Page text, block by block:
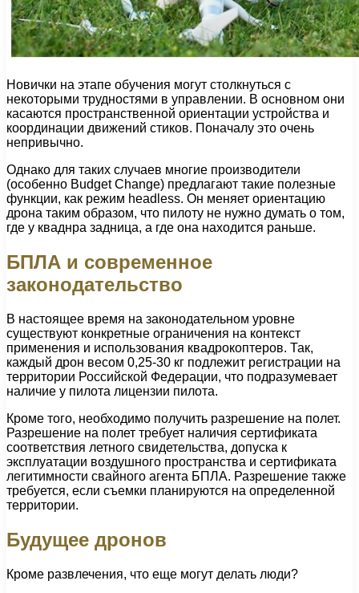
Новички на этапе обучения могут столкнуться с
некоторыми трудностями в управлении. В основном они
касаются пространственной ориентации устройства и
координации движений стиков. Поначалу это очень
непривычно.
Однако для таких случаев многие производители
(особенно Budget Change) предлагают такие полезные
функции, как режим headless. Он меняет ориентацию
дрона таким образом, что пилоту не нужно думать о том,
где у кваднра задница, а где она находится раньше.
БПЛА и современное
законодательство
В настоящее время на законодательном уровне
существуют конкретные ограничения на контекст
применения и использования квадрокоптеров. Так,
каждый дрон весом 0,25-30 кг подлежит регистрации на
территории Российской Федерации, что подразумевает
наличие у пилота лицензии пилота.
Кроме того, необходимо получить разрешение на полет.
Разрешение на полет требует наличия сертификата
соответствия летного свидетельства, допуска к
эксплуатации воздушного пространства и сертификата
легитимности свайного агента БПЛА. Разрешение также
требуется, если съемки планируются на определенной
территории.
Будущее дронов
Кроме развлечения, что еще могут делать люди?